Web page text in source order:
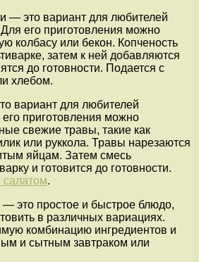
— это вариант для любителей
его приготовления можно
колбасу или бекон. Копченость
затем к ней добавляются
до готовности. Подается с
хлебом.
вариант для любителей
приготовления можно
свежие травы, такие как
или руккола. Травы нарезаются
яйцам. Затем смесь
и готовится до готовности.
.
это простое и быстрое блюдо,
в различных вариациях.
комбинацию ингредиентов и
и сытным завтраком или